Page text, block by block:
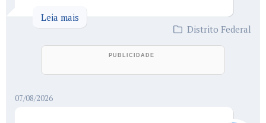
Leia mais
Distrito Federal
07/08/2026